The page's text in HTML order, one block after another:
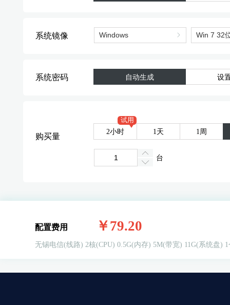
系统镜像
系统密码 自动生成 设
购买量
2小时
试用
1天 1周
台
配置费用 ￥79.20
无锡电信(线路) 2核(CPU) 0.5G(内存) 5M(带宽) 11G(系统盘)